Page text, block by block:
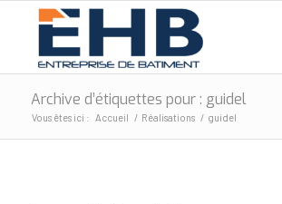
Archive d’étiquettes pour : guidel
Vous êtes ici : Accueil / Réalisations / guidel